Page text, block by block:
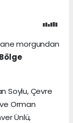
morgundan
Soylu, Çevre
Orman
Ünlü,